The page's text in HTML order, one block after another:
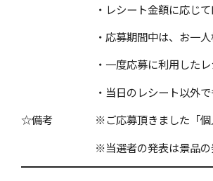
・レシート金額に応じて口数
・応募期間中は、お一人様何
・一度応募に利用したレシート
・当日のレシート以外でもご応
☆備考 ※ご応募頂きました「個人情
※当選者の発表は景品の発送を